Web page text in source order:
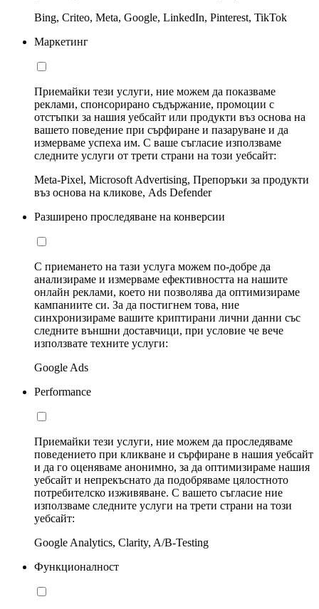
Bing, Criteo, Meta, Google, LinkedIn, Pinterest, TikTok
Маркетинг
Приемайки тези услуги, ние можем да показваме
реклами, спонсорирано съдържание, промоции с
отстъпки за нашия уебсайт или продукти въз основа на
вашето поведение при сърфиране и пазаруване и да
измерваме успеха им. С ваше съгласие използваме
следните услуги от трети страни на този уебсайт:
Meta-Pixel, Microsoft Advertising, Препоръки за продукти
въз основа на кликове, Ads Defender
Разширено проследяване на конверсии
С приемането на тази услуга можем по-добре да
анализираме и измерваме ефективността на нашите
онлайн реклами, което ни позволява да оптимизираме
кампаниите си. За да постигнем това, ние
синхронизираме вашите криптирани лични данни със
следните външни доставчици, при условие че вече
използвате техните услуги:
Google Ads
Performance
Приемайки тези услуги, ние можем да проследяваме
поведението при кликване и сърфиране в нашия уебсайт
и да го оценяваме анонимно, за да оптимизираме нашия
уебсайт и непрекъснато да подобряваме цялостното
потребителско изживяване. С вашето съгласие ние
използваме следните услуги на трети страни на този
уебсайт:
Google Analytics, Clarity, A/B-Testing
Функционалност